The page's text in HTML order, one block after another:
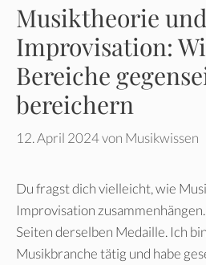
Musiktheorie und
Improvisation:
Bereiche
bereichern
12. April 2024von Musikwissen
Du fragst dich vielleicht, wie
Improvisation
Seiten derselben Medaille. Ich
Musikbranche tätig und habe